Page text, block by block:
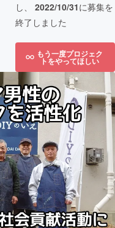
し、 2022/10/31に募集を
終了しました
もう一度プロジェク
トをやってほしい